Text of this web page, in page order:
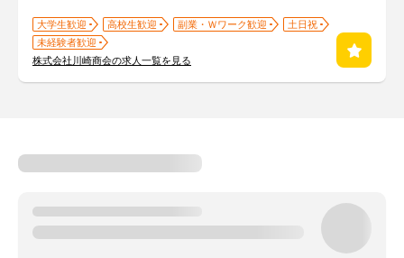
大学生歓迎 高校生歓迎 副業・Ｗワーク歓迎
土日祝
未経験者歓迎
株式会社川崎商会の求人一覧を見る